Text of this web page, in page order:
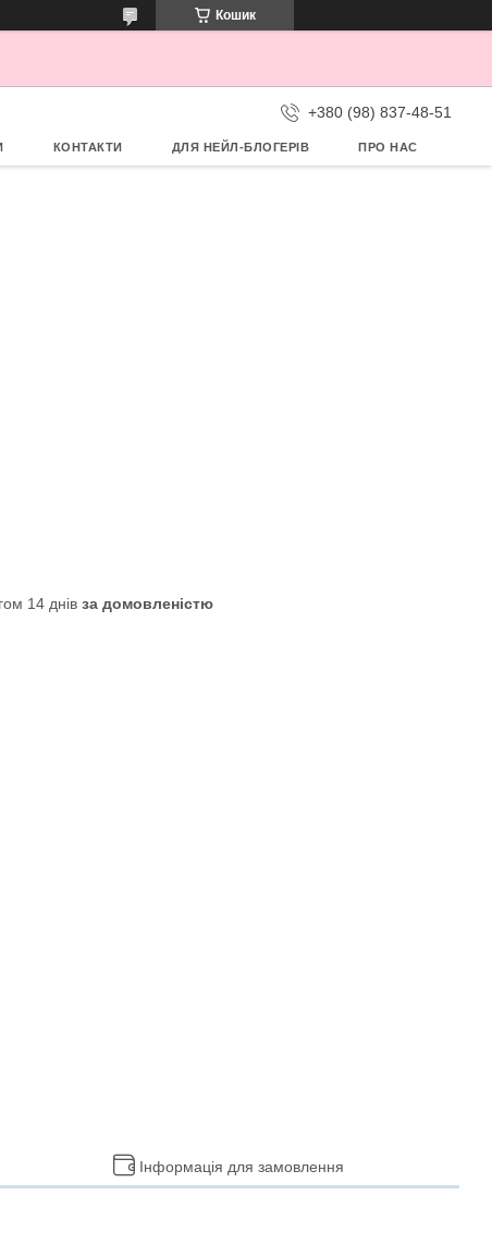
Кошик
+380 (98) 837-48-51
КОНТАКТИ ДЛЯ НЕЙЛ-БЛОГЕРІВ ПРО НАС
14 днів за домовленістю
Інформація для замовлення